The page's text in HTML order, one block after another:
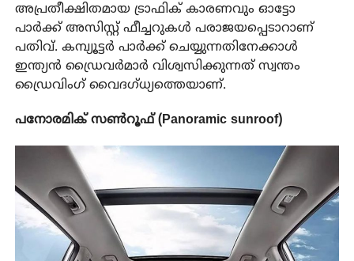
അപ്രതീക്ഷിതമായ ട്രാഫിക് കാരണവും ഓട്ടോ
പാർക്ക് അസിസ്റ്റ് ഫീച്ചറുകൾ പരാജയപ്പെടാറാണ്
പതിവ്. കമ്പ്യൂട്ടർ പാർക്ക് ചെയ്യുന്നതിനേക്കാൾ
ഇന്ത്യൻ ഡ്രൈവർമാർ വിശ്വസിക്കുന്നത് സ്വന്തം
ഡ്രൈവിംഗ് വൈദഗ്ധ്യത്തെയാണ്.
പനോരമിക് സൺറൂഫ് (Panoramic sunroof)